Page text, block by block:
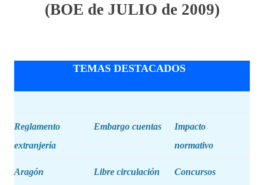
(BOE de JULIO de 2009)
TEMAS DESTACADOS
Reglamento
extranjería
Embargo cuentas
Impacto
normativo
Aragón
Libre circulación
Concursos